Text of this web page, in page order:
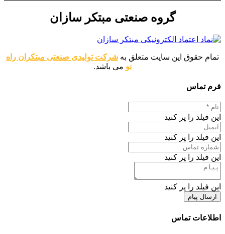
گروه صنعتی مبتکر سازان
تمام حقوق این سایت متعلق به شرکت تولیدی صنعتی مبتکران راه
نو می باشد.
فرم تماس
این فیلد را پر کنید
این فیلد را پر کنید
این فیلد را پر کنید
این فیلد را پر کنید
ارسال پیام
اطلاعات تماس